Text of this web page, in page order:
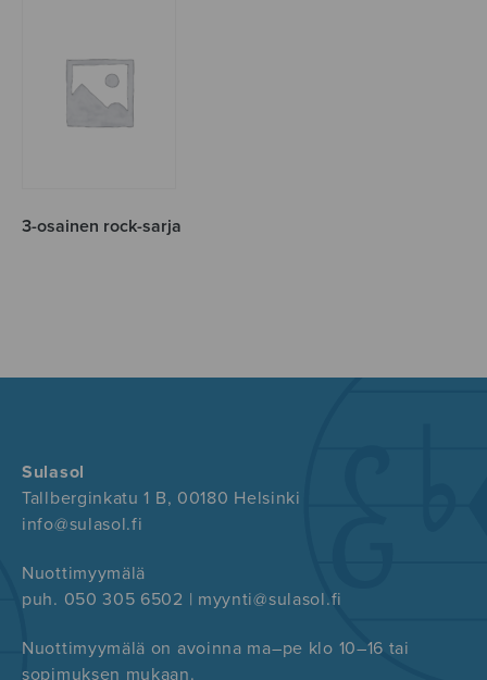
3-osainen rock-sarja
Sulasol
Tallberginkatu 1 B, 00180 Helsinki
info@sulasol.fi
Nuottimyymälä
puh. 050 305 6502 | myynti@sulasol.fi
Nuottimyymälä on avoinna ma–pe klo 10–16 tai
sopimuksen mukaan.